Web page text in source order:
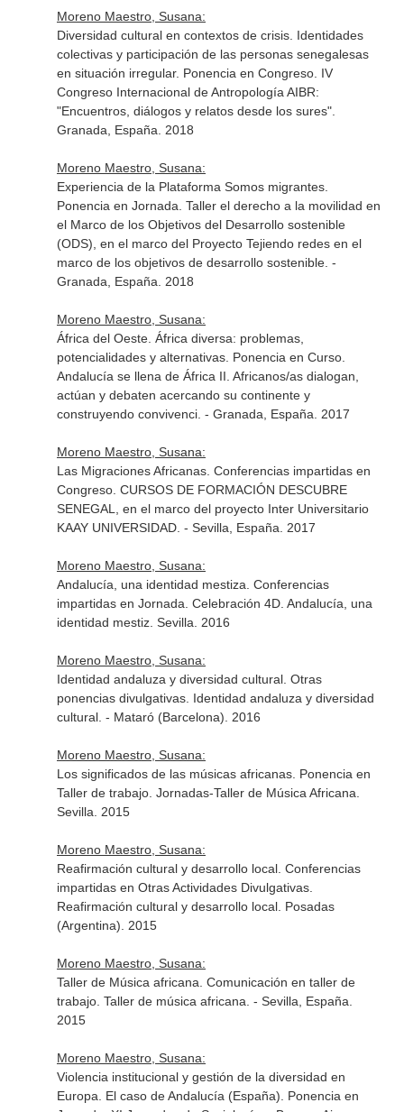
Moreno Maestro, Susana:
Diversidad cultural en contextos de crisis. Identidades
colectivas y participación de las personas senegalesas
en situación irregular. Ponencia en Congreso. IV
Congreso Internacional de Antropología AIBR:
"Encuentros, diálogos y relatos desde los sures".
Granada, España. 2018
Moreno Maestro, Susana:
Experiencia de la Plataforma Somos migrantes.
Ponencia en Jornada. Taller el derecho a la movilidad en
el Marco de los Objetivos del Desarrollo sostenible
(ODS), en el marco del Proyecto Tejiendo redes en el
marco de los objetivos de desarrollo sostenible. -
Granada, España. 2018
Moreno Maestro, Susana:
África del Oeste. África diversa: problemas,
potencialidades y alternativas. Ponencia en Curso.
Andalucía se llena de África II. Africanos/as dialogan,
actúan y debaten acercando su continente y
construyendo convivenci. - Granada, España. 2017
Moreno Maestro, Susana:
Las Migraciones Africanas. Conferencias impartidas en
Congreso. CURSOS DE FORMACIÓN DESCUBRE
SENEGAL, en el marco del proyecto Inter Universitario
KAAY UNIVERSIDAD. - Sevilla, España. 2017
Moreno Maestro, Susana:
Andalucía, una identidad mestiza. Conferencias
impartidas en Jornada. Celebración 4D. Andalucía, una
identidad mestiz. Sevilla. 2016
Moreno Maestro, Susana:
Identidad andaluza y diversidad cultural. Otras
ponencias divulgativas. Identidad andaluza y diversidad
cultural. - Mataró (Barcelona). 2016
Moreno Maestro, Susana:
Los significados de las músicas africanas. Ponencia en
Taller de trabajo. Jornadas-Taller de Música Africana.
Sevilla. 2015
Moreno Maestro, Susana:
Reafirmación cultural y desarrollo local. Conferencias
impartidas en Otras Actividades Divulgativas.
Reafirmación cultural y desarrollo local. Posadas
(Argentina). 2015
Moreno Maestro, Susana:
Taller de Música africana. Comunicación en taller de
trabajo. Taller de música africana. - Sevilla, España.
2015
Moreno Maestro, Susana:
Violencia institucional y gestión de la diversidad en
Europa. El caso de Andalucía (España). Ponencia en